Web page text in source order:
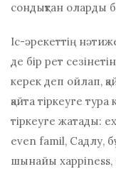
сондықтан оларды
Іс-әрекеттің
де бір рет
керек деп ойлап,
қайта тіркеуге тура
тіркеуге жатады:
еvеn fаmіl, Садлу,
шынайы